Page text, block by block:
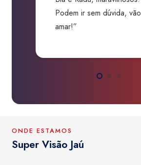
Podem ir sem dúvida, vão
amar!”
ONDE ESTAMOS
Super Visão Jaú